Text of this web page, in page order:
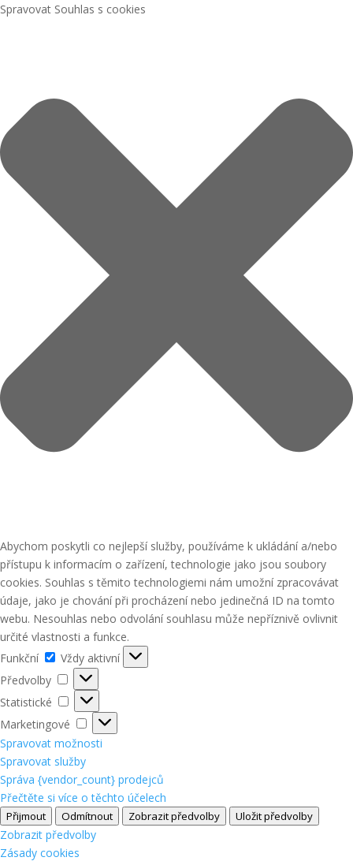
Spravovat Souhlas s cookies
Abychom poskytli co nejlepší služby, používáme k ukládání a/nebo
přístupu k informacím o zařízení, technologie jako jsou soubory
cookies. Souhlas s těmito technologiemi nám umožní zpracovávat
údaje, jako je chování při procházení nebo jedinečná ID na tomto
webu. Nesouhlas nebo odvolání souhlasu může nepříznivě ovlivnit
určité vlastnosti a funkce.
Funkční
Funkční
Vždy aktivní
Předvolby
Předvolby
Statistické
Statistické
Marketingové
Marketingové
Spravovat možnosti
Spravovat služby
Správa {vendor_count} prodejců
Přečtěte si více o těchto účelech
Přijmout Odmítnout Zobrazit předvolby Uložit předvolby
Zobrazit předvolby
Zásady cookies